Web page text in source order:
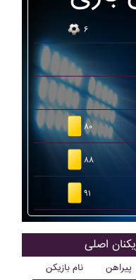
۶
۸۰
۸۸
۹۱
نام بازیکن پیراهن